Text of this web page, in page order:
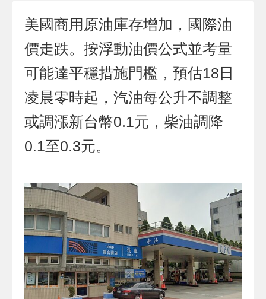
美國商用原油庫存增加，國際油
價走跌。按浮動油價公式並考量
可能達平穩措施門檻，預估18日
凌晨零時起，汽油每公升不調整
或調漲新台幣0.1元，柴油調降
0.1至0.3元。